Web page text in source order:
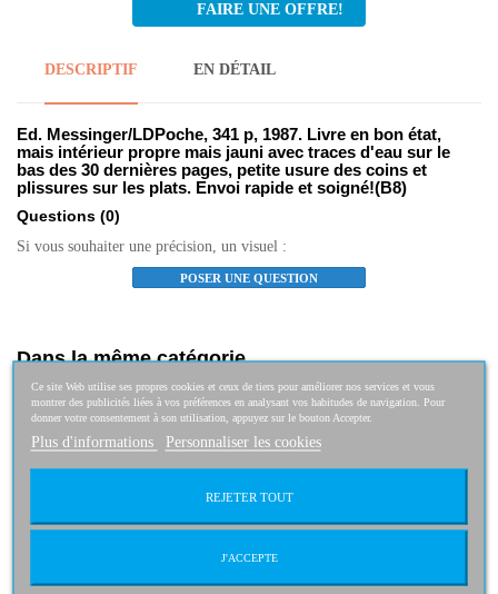
FAIRE UNE OFFRE!
DESCRIPTIF EN DÉTAIL
Ed. Messinger/LDPoche, 341 p, 1987. Livre en bon état,
mais intérieur propre mais jauni avec traces d'eau sur le
bas des 30 dernières pages, petite usure des coins et
plissures sur les plats. Envoi rapide et soigné!(B8)
Questions (0)
Si vous souhaiter une précision, un visuel :
POSER UNE QUESTION
Dans la même catégorie
Cinq nouvelles ou la Nature et l'amour
12,50 €
Ce site Web utilise ses propres cookies et ceux de tiers pour améliorer nos services et vous
montrer des publicités liées à vos préférences en analysant vos habitudes de navigation. Pour
donner votre consentement à son utilisation, appuyez sur le bouton Accepter.
Plus d'informations Personnaliser les cookies
REJETER TOUT
J'ACCEPTE